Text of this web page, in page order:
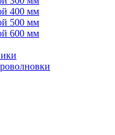
400 мм
500 мм
600 мм